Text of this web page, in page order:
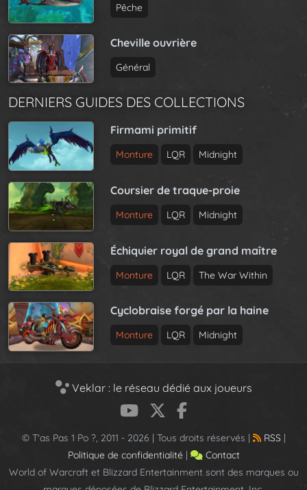
Pêche
Cheville ouvrière
Général
DERNIERS GUIDES DES COLLECTIONS
Firmami primitif
Monture LQR Midnight
Coursier de traque-proie
Monture LQR Midnight
Échiquier royal de grand maître
Monture LQR The War Within
Cyclobraise forgé par la haine
Monture LQR Midnight
Veklar : le réseau dédié aux joueurs
© T'as Pas 1 Po ?, 2011 - 2026 | Tous droits réservés | RSS|
Politique de confidentialité|
Contact
World of Warcraft et Blizzard Entertainment sont des marques ou